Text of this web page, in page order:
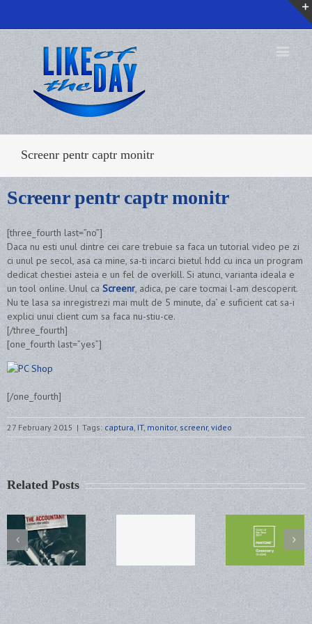
Screenr pentr captr monitr
Screenr pentr captr monitr
[three_fourth last=”no”]
Daca nu esti unul dintre cei care trebuie sa faca un tutorial video pe zi
ci unul pe secol, asa ca mine, sa-ti incarci bietul hdd cu inca un program
dedicat chestiei asteia e un fel de overkill. Si atunci, varianta ideala e
un tool online. Unul ca Screenr, adica, pe care tocmai l-am descoperit.
Nu te lasa sa inregistrezi mai mult de 5 minute, da’ e suficient cat sa-i
explici unui client cum sa faca nu-stiu-ce.
[/three_fourth]
[one_fourth last=”yes”]
[/one_fourth]
27 February 2015 | Tags: captura, IT, monitor, screenr, video
Related Posts